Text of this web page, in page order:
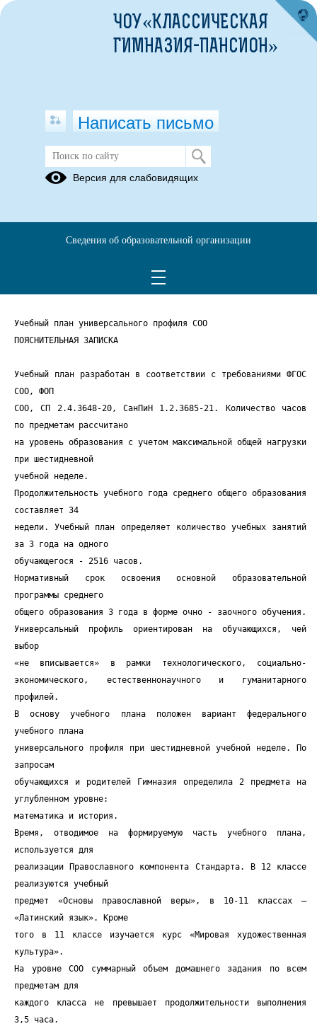
Учебный план универсального
Опубликовано на сайте
Учебный план универсального профиля СОО
ПОЯСНИТЕЛЬНАЯ ЗАПИСКА
Учебный план разработан в соответствии с требованиями ФГОС
СОО, ФОП
СОО, СП 2.4.3648-20, СанПиН 1.2.3685-21. Количество часов
по предметам рассчитано
на уровень образования с учетом максимальной общей нагрузки
при шестидневной
учебной неделе.
Продолжительность учебного года среднего общего образования
составляет 34
недели. Учебный план определяет количество учебных занятий
за 3 года на одного
обучающегося - 2516 часов.
Нормативный срок освоения основной образовательной
программы среднего
общего образования 3 года в форме очно - заочного обучения.
Универсальный профиль ориентирован на обучающихся, чей
выбор
«не вписывается» в рамки технологического, социально-
экономического, естественнонаучного и гуманитарного
профилей.
В основу учебного плана положен вариант федерального
учебного плана
универсального профиля при шестидневной учебной неделе. По
запросам
обучающихся и родителей Гимназия определила 2 предмета на
углубленном уровне:
математика и история.
Время, отводимое на формируемую часть учебного плана,
используется для
реализации Православного компонента Стандарта. В 12 классе
реализуются учебный
предмет «Основы православной веры», в 10-11 классах –
«Латинский язык». Кроме
того в 11 классе изучается курс «Мировая художественная
культура».
На уровне СОО суммарный объем домашнего задания по всем
предметам для
каждого класса не превышает продолжительности выполнения
3,5 часа.
ЧОУ«КЛАССИЧЕСКАЯ
ГИМНАЗИЯ-ПАНСИОН»
Написать письмо
Версия для слабовидящих
Сведения об образовательной организации